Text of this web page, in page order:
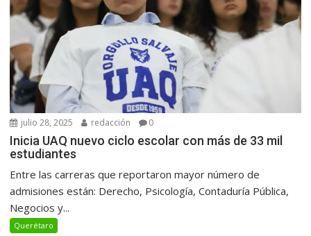
julio 28, 2025 redacción 0
Inicia UAQ nuevo ciclo escolar con más de 33 mil
estudiantes
Entre las carreras que reportaron mayor número de
admisiones están: Derecho, Psicología, Contaduría Pública,
Negocios y...
Querétaro